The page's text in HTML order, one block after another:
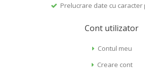
Prelucrare date cu caracter
Cont utilizator
Contul meu
Creare cont